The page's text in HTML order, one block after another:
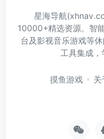
星海导航
10000+精选资源。智
台及影视音乐游戏等
工具集成，
摸鱼游戏 关